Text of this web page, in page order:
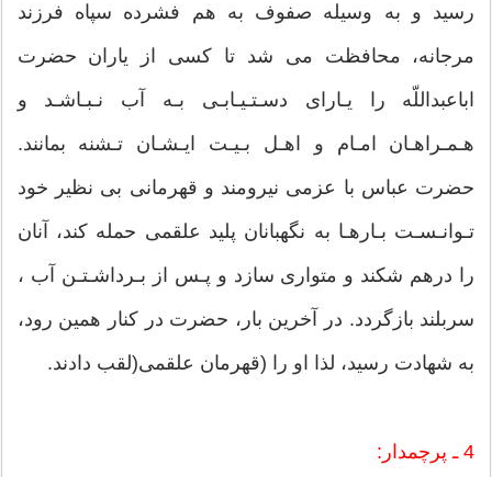
رسید و به وسیله صفوف به هم فشرده سپاه فرزند
مرجانه، محافظت مى شد تا كسى از یاران حضرت
اباعبداللّه را یـاراى دسـتـیـابـى بـه آب نـبـاشـد و
هـمـراهـان امـام و اهـل بـیـت ایـشـان تـشنه بمانند.
حضرت عباس با عزمى نیرومند و قهرمانى بى نظیر خود
تـوانـسـت بـارهـا به نگهبانان پلید علقمى حمله كند، آنان
را درهم شكند و متوارى سازد و پـس از بـرداشـتـن آب ،
سربلند بازگردد. در آخرین بار، حضرت در كنار همین رود،
به شهادت رسید، لذا او را (قهرمان علقمى(لقب دادند.
4 ـ پرچمدار: